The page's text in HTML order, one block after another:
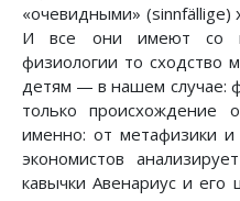
«очевидными» (sinnfällige)
И все они имеют со
физиологии то сходство
детям — в нашем случае:
только
именно: от метафизики
экономистов
кавычки Авенариус и его